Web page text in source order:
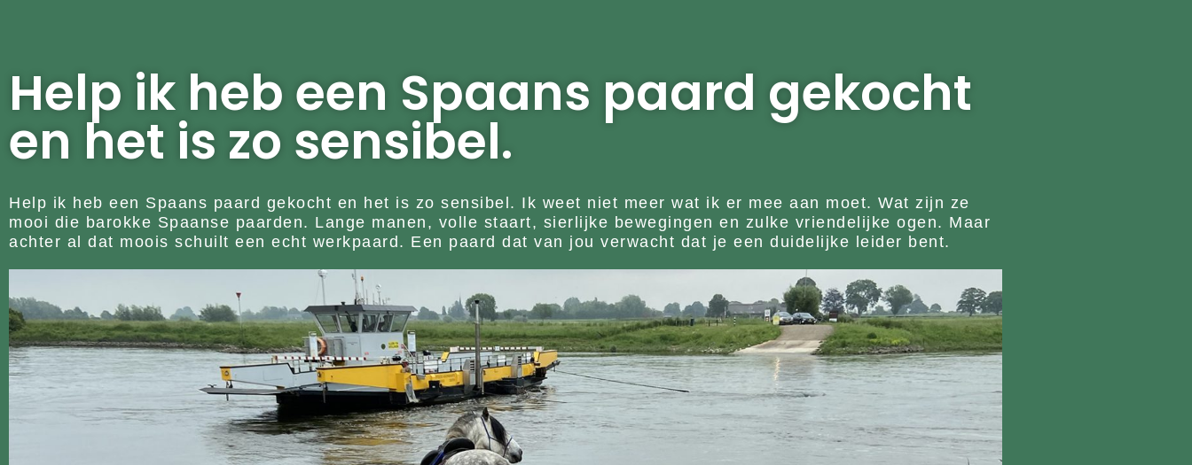
Help ik heb een Spaans paard gekocht
en het is zo sensibel.
Help ik heb een Spaans paard gekocht en het is zo sensibel. Ik weet niet meer wat ik er mee aan moet. Wat zijn ze
mooi die barokke Spaanse paarden. Lange manen, volle staart, sierlijke bewegingen en zulke vriendelijke ogen. Maar
achter al dat moois schuilt een echt werkpaard. Een paard dat van jou verwacht dat je een duidelijke leider bent.